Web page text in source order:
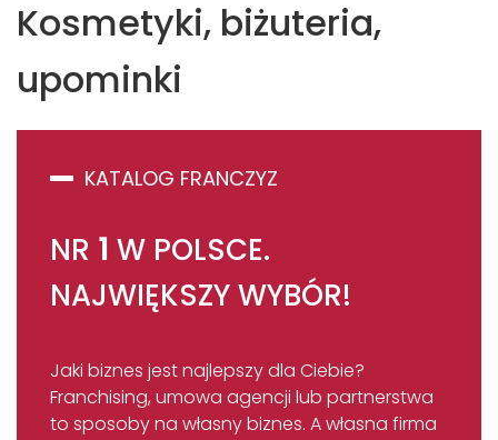
Kosmetyki, biżuteria,
upominki
KATALOG FRANCZYZ
NR 1 W POLSCE.
NAJWIĘKSZY WYBÓR!
Jaki biznes jest najlepszy dla Ciebie?
Franchising, umowa agencji lub partnerstwa
to sposoby na własny biznes. A własna firma